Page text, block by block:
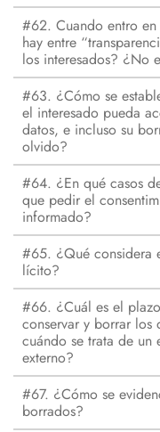
#62. Cuando entro
hay entre
los interesados? ¿No
#63. ¿Cómo se
el interesado pueda
datos, e incluso su
olvido?
#64. ¿En qué casos
que pedir el
informado?
#65. ¿Qué considera
lícito?
#66. ¿Cuál es el
conservar y borrar los
cuándo se trata de un
externo?
#67. ¿Cómo se
borrados?